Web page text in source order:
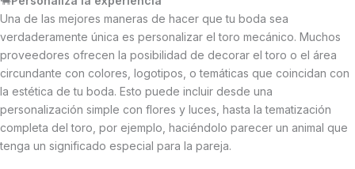
Una de las mejores maneras de hacer que tu boda sea
verdaderamente única es personalizar el toro mecánico. Muchos
proveedores ofrecen la posibilidad de decorar el toro o el área
circundante con colores, logotipos, o temáticas que coincidan con
la estética de tu boda. Esto puede incluir desde una
personalización simple con flores y luces, hasta la tematización
completa del toro, por ejemplo, haciéndolo parecer un animal que
tenga un significado especial para la pareja.